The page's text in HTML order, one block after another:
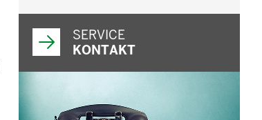
SERVICE
KONTAKT